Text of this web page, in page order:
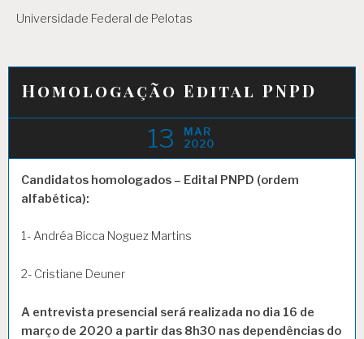
Universidade Federal de Pelotas
Homologação Edital PNPD
13
MAR
2020
Candidatos homologados – Edital PNPD (ordem
alfabética):
1- Andréa Bicca Noguez Martins
2- Cristiane Deuner
A entrevista presencial será realizada no dia 16 de
março de 2020 a partir das 8h30 nas dependências do